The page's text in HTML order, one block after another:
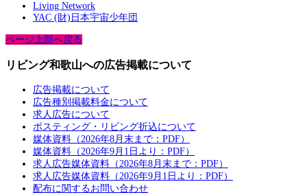
Living Network
YAC (財)日本宇宙少年団
ページ上部へ戻る
リビング和歌山への広告掲載について
広告掲載について
広告種別掲載料金について
求人広告について
ポスティング・リビング折込について
媒体資料（2026年8月末まで：PDF）
媒体資料（2026年9月1日より：PDF）
求人広告媒体資料（2026年8月末まで：PDF）
求人広告媒体資料（2026年9月1日より：PDF）
配布に関するお問い合わせ